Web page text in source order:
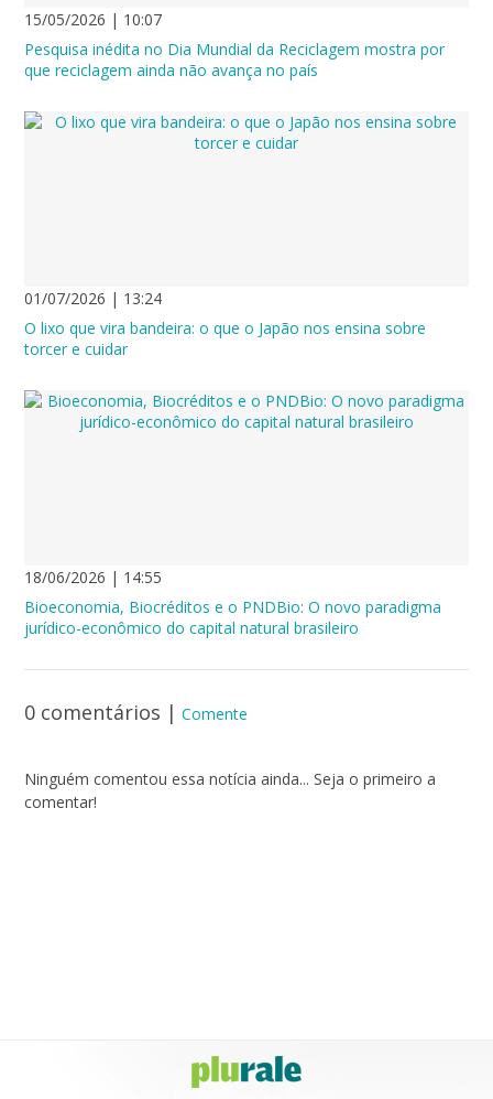
15/05/2026 | 10:07
Pesquisa inédita no Dia Mundial da Reciclagem mostra por
que reciclagem ainda não avança no país
01/07/2026 | 13:24
O lixo que vira bandeira: o que o Japão nos ensina sobre
torcer e cuidar
18/06/2026 | 14:55
Bioeconomia, Biocréditos e o PNDBio: O novo paradigma
jurídico-econômico do capital natural brasileiro
0 comentários | Comente
Ninguém comentou essa notícia ainda... Seja o primeiro a
comentar!